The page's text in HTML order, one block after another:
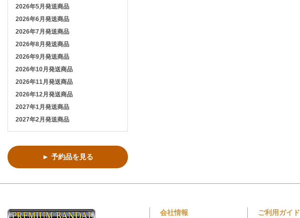
2026年5月発送商品
2026年6月発送商品
2026年7月発送商品
2026年8月発送商品
2026年9月発送商品
2026年10月発送商品
2026年11月発送商品
2026年12月発送商品
2027年1月発送商品
2027年2月発送商品
► 予約品を見る
会社情報 ご利用ガイド